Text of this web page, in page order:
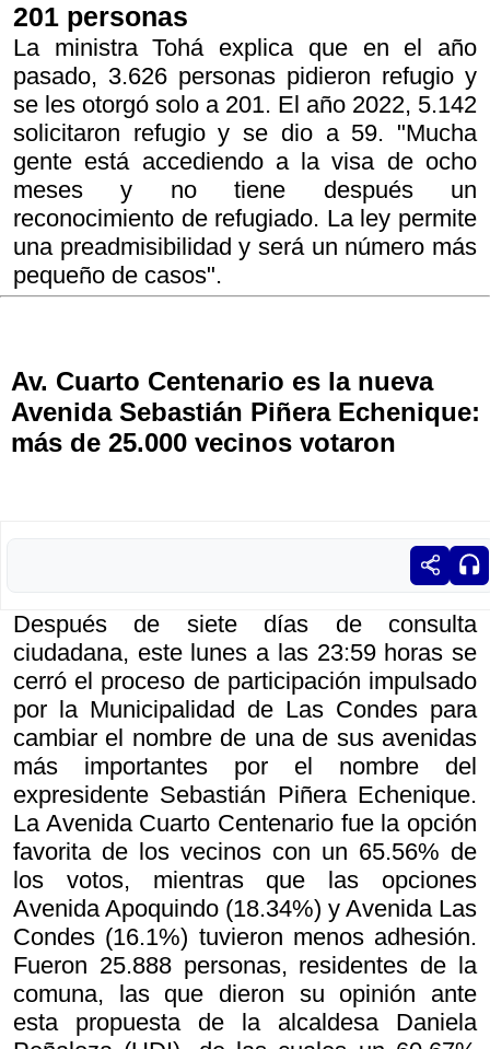
201 personas
La ministra Tohá explica que en el año
pasado, 3.626 personas pidieron refugio y
se les otorgó solo a 201. El año 2022, 5.142
solicitaron refugio y se dio a 59. "Mucha
gente está accediendo a la visa de ocho
meses y no tiene después un
reconocimiento de refugiado. La ley permite
una preadmisibilidad y será un número más
pequeño de casos".
Av. Cuarto Centenario es la nueva
Avenida Sebastián Piñera Echenique:
más de 25.000 vecinos votaron
Después de siete días de consulta
ciudadana, este lunes a las 23:59 horas se
cerró el proceso de participación impulsado
por la Municipalidad de Las Condes para
cambiar el nombre de una de sus avenidas
más importantes por el nombre del
expresidente Sebastián Piñera Echenique.
La Avenida Cuarto Centenario fue la opción
favorita de los vecinos con un 65.56% de
los votos, mientras que las opciones
Avenida Apoquindo (18.34%) y Avenida Las
Condes (16.1%) tuvieron menos adhesión.
Fueron 25.888 personas, residentes de la
comuna, las que dieron su opinión ante
esta propuesta de la alcaldesa Daniela